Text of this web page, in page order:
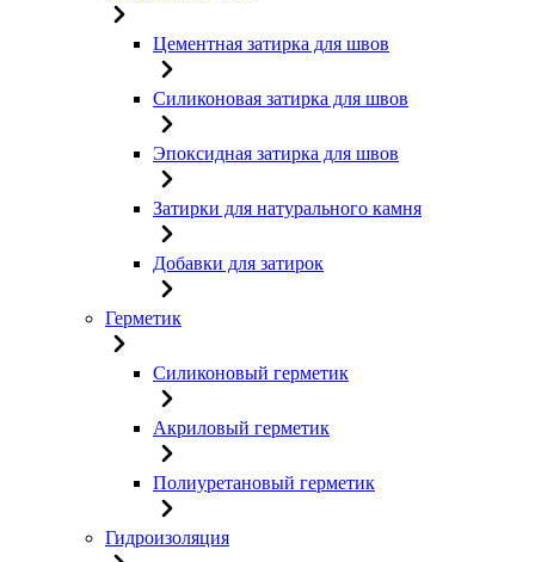
Цементная затирка для швов
Силиконовая затирка для швов
Эпоксидная затирка для швов
Затирки для натурального камня
Добавки для затирок
Герметик
Силиконовый герметик
Акриловый герметик
Полиуретановый герметик
Гидроизоляция